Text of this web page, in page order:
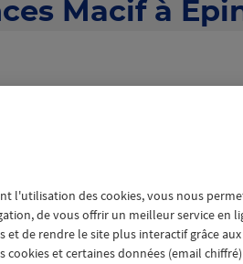
Macif à
Macif à
l'utilisation des cookies, vous nous
de vous offrir un meilleur service en
et de rendre le site plus interactif grâce
cookies et certaines données (email